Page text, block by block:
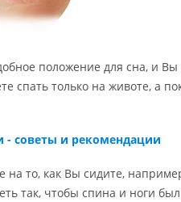
положение для сна, и Вы
спать только на животе, а
- советы и рекомендации
на то, как Вы сидите,
так, чтобы спина и ноги